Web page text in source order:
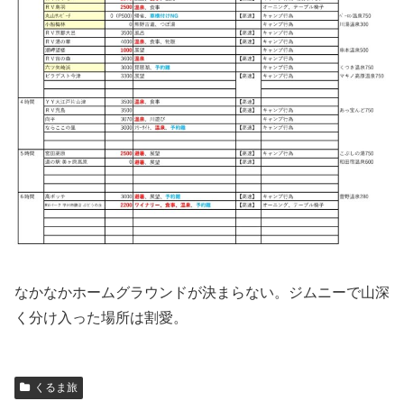
なかなかホームグラウンドが決まらない。ジムニーで山深
く分け入った場所は割愛。
くるま旅